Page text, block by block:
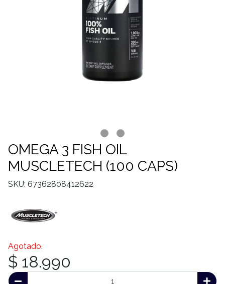
OMEGA 3 FISH OIL
MUSCLETECH (100 CAPS)
SKU: 67362808412622
Agotado.
$ 18.990